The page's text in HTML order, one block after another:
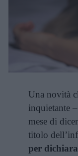
Una novità
inquietante
mese di
titolo
per